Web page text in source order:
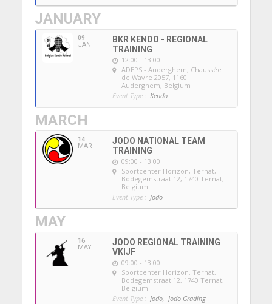
JANUARY
09
JAN
BKR KENDO - REGIONAL
TRAINING
12:00 - 13:00
ADEPS - Auderghem, Chaussée
de Wavre 2057, 1160
Auderghem, Belgium
Event Type : Kendo
MARCH
14
MAR
JODO NATIONAL TEAM
TRAINING
09:00 - 13:00
Sportcenter Horizon, Ternat,
Bodegemstraat 12, 1740 Ternat,
Belgium
Event Type : Jodo
MAY
16
MAY
JODO REGIONAL TRAINING
VKIJF
09:00 - 13:00
Sportcenter Horizon, Ternat,
Bodegemstraat 12, 1740 Ternat,
Belgium
Event Type : Jodo, Jodo Grading